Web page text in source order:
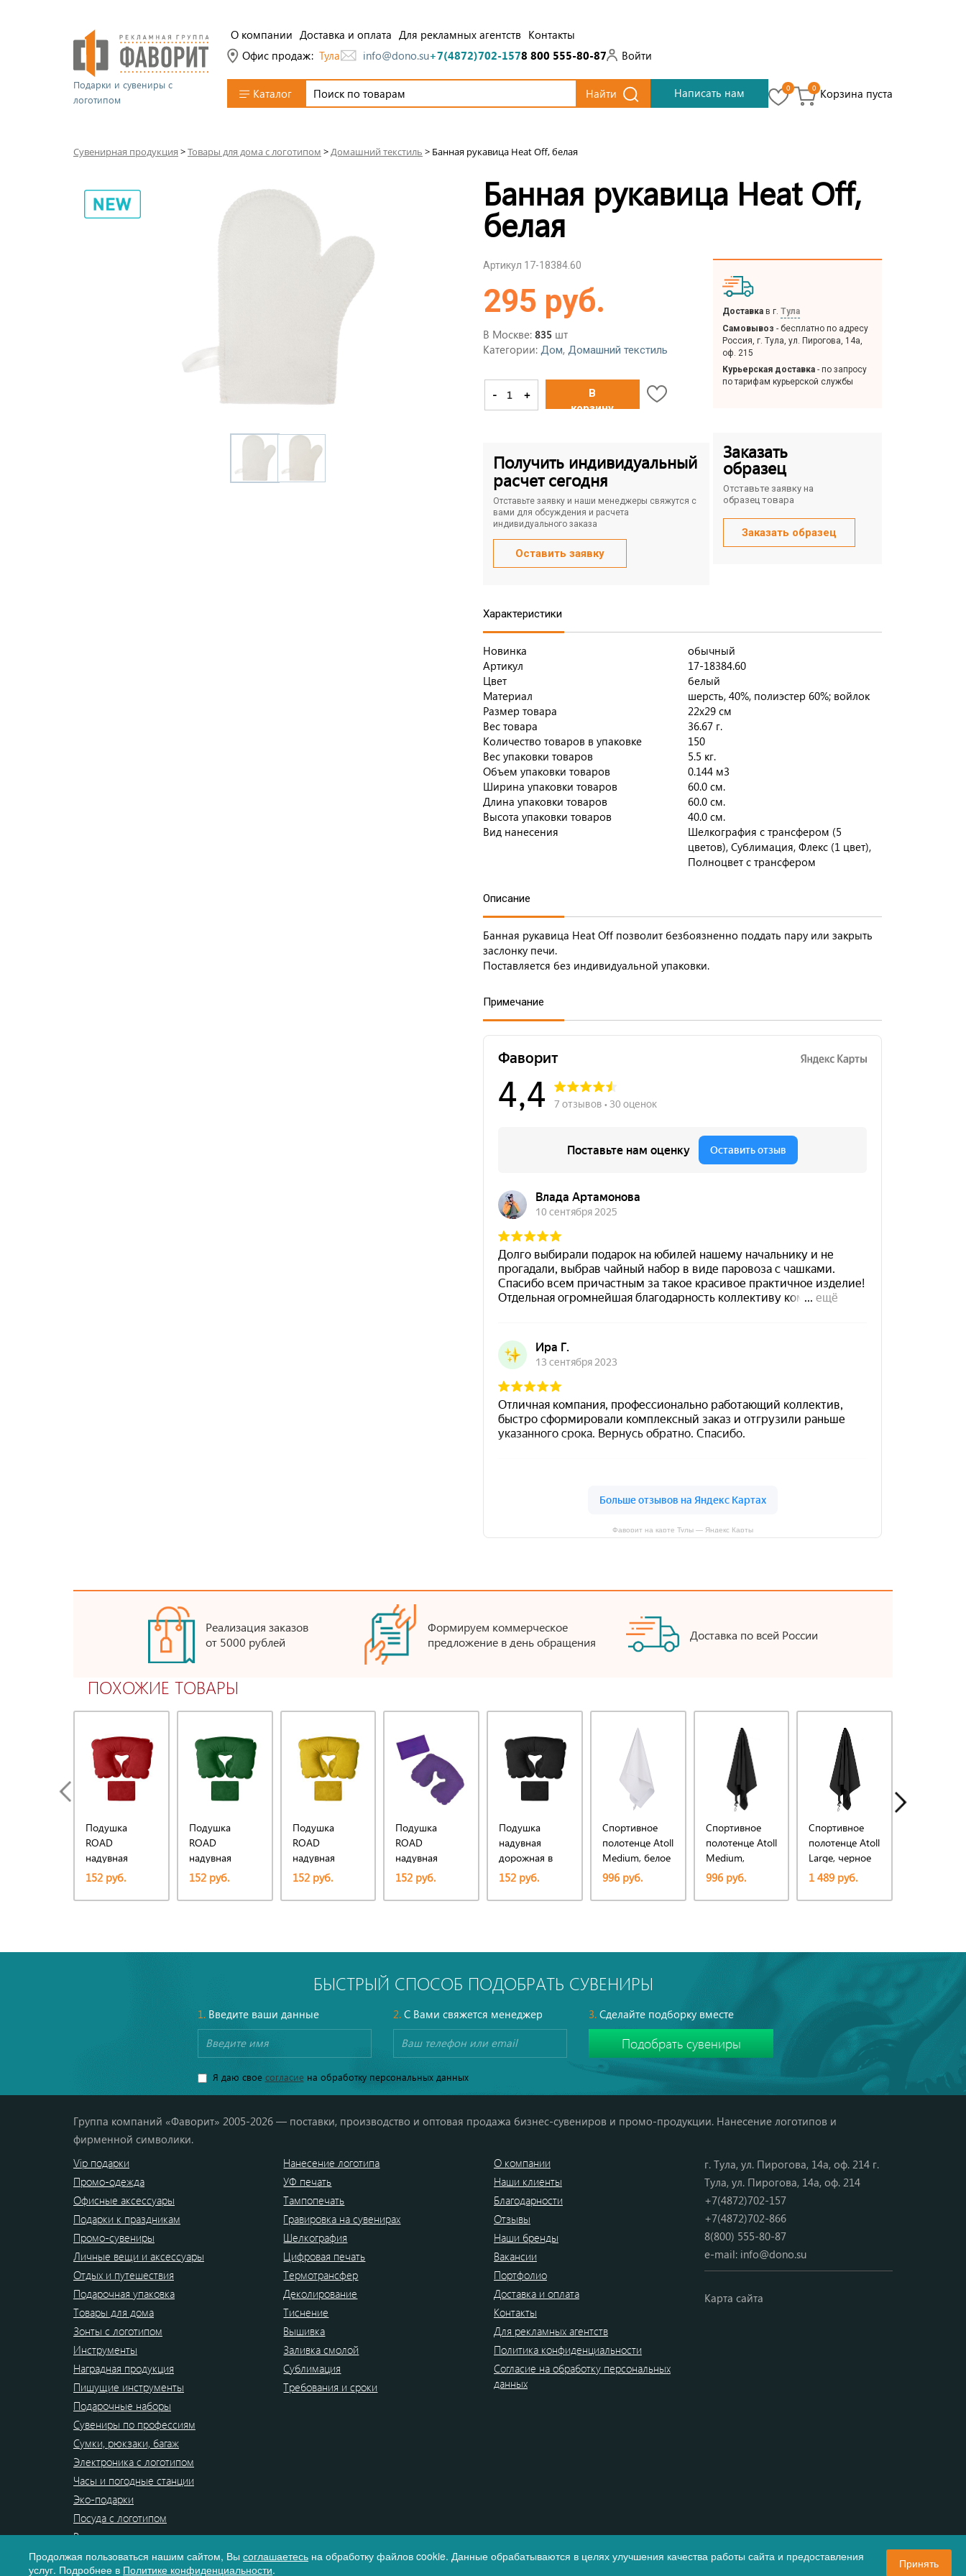
Подарки и сувениры с
логотипом
О компании Доставка и оплата Для рекламных агентств Контакты
Офис продаж: Тула info@dono.su+7(4872)702-1578 800 555-80-87 Войти
Каталог Найти Написать нам 0 0 Корзина пуста
Сувенирная продукция >Товары для дома с логотипом >Домашний текстиль > Банная рукавица Heat Off, белая
Банная рукавица Heat Off,
белая
Артикул 17-18384.60
295 руб.
В Москве: 835 шт
Категории: Дом, Домашний текстиль
- +
В
корзину
Получить индивидуальный
расчет сегодня
Отставьте заявку и наши менеджеры свяжутся с
вами для обсуждения и расчета
индивидуального заказа
Оставить заявку
Доставка в г. Тула
Самовывоз - бесплатно по адресу
Россия, г. Тула, ул. Пирогова, 14а,
оф. 215
Курьерская доставка - по запросу
по тарифам курьерской службы
Заказать
образец
Отставьте заявку на
образец товара
Заказать образец
Характеристики
Новинка
обычный
Артикул
17-18384.60
Цвет
белый
Материал
шерсть, 40%, полиэстер 60%; войлок
Размер товара
22х29 см
Вес товара
36.67 г.
Количество товаров в упаковке
150
Вес упаковки товаров
5.5 кг.
Объем упаковки товаров
0.144 м3
Ширина упаковки товаров
60.0 см.
Длина упаковки товаров
60.0 см.
Высота упаковки товаров
40.0 см.
Вид нанесения
Шелкография с трансфером (5
цветов), Сублимация, Флекс (1 цвет),
Полноцвет с трансфером
Описание
Банная рукавица Heat Off позволит безбоязненно поддать пару или закрыть
заслонку печи.
Поставляется без индивидуальной упаковки.
Примечание
Фаворит на карте Тулы — Яндекс Карты
Реализация заказов
от 5000 рублей
Формируем коммерческое
предложение в день обращения
Доставка по всей России
ПОХОЖИЕ ТОВАРЫ
Подушка
ROAD
надувная
дорожная в
футляре
152 руб.
Подушка
ROAD
надувная
дорожная в
футляре
152 руб.
Подушка
ROAD
надувная
дорожная в
футляре;
желтый;
152 руб.
Подушка
ROAD
надувная
дорожная в
футляре
152 руб.
Подушка
надувная
дорожная в
футляре;
черный; 43,5 х
27,5 см; твил
152 руб.
Спортивное
полотенце Atoll
Medium, белое
996 руб.
Спортивное
полотенце Atoll
Medium,
черное
996 руб.
Спортивное
полотенце Atoll
Large, черное
1 489 руб.
БЫСТРЫЙ СПОСОБ ПОДОБРАТЬ СУВЕНИРЫ
1.Введите ваши данные 2.С Вами свяжется менеджер 3. Сделайте подборку вместе
Я даю свое согласиена обработку персональных данных
Группа компаний «Фаворит» 2005-2026 — поставки, производство и оптовая продажа бизнес-сувениров и промо-продукции. Нанесение логотипов и
фирменной символики.
Vip подарки
Промо-одежда
Офисные аксессуары
Подарки к праздникам
Промо-сувениры
Личные вещи и аксессуары
Отдых и путешествия
Подарочная упаковка
Товары для дома
Зонты с логотипом
Инструменты
Наградная продукция
Пишущие инструменты
Подарочные наборы
Сувениры по профессиям
Сумки, рюкзаки, багаж
Электроника с логотипом
Часы и погодные станции
Эко-подарки
Посуда с логотипом
Распродажа
Нанесение логотипа
УФ печать
Тампопечать
Гравировка на сувенирах
Шелкография
Цифровая печать
Термотрансфер
Деколирование
Тиснение
Вышивка
Заливка смолой
Сублимация
Требования и сроки
О компании
Наши клиенты
Благодарности
Отзывы
Наши бренды
Вакансии
Портфолио
Доставка и оплата
Контакты
Для рекламных агентств
Политика конфиденциальности
Согласие на обработку персональных
данных
г. Тула, ул. Пирогова, 14а, оф. 214 г.
Тула, ул. Пирогова, 14а, оф. 214
+7(4872)702-157
+7(4872)702-866
8(800) 555-80-87
e-mail: info@dono.su
Карта сайта
Продолжая пользоваться нашим сайтом, Вы соглашаетесь на обработку файлов cookie. Данные обрабатываются в целях улучшения качества работы сайта и предоставления
услуг. Подробнее в Политике конфиденциальности. Принять